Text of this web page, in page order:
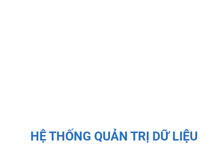
HỆ THỐNG QUẢN TRỊ DỮ LIỆU